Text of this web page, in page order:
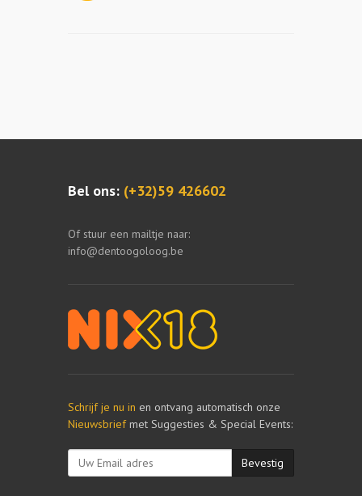
Bel ons: (+32)59 426602
Of stuur een mailtje naar:
info@dentoogoloog.be
Schrijf je nu in en ontvang automatisch onze
Nieuwsbriefmet Suggesties & Special Events:
Bevestig